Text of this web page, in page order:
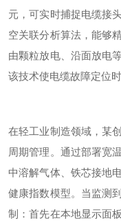
元，可实时捕捉电缆接
空关联分析算法，能够
由颗粒放电、沿面放电
该技术使电缆故障定位
在轻工业制造领域，某
周期管理。通过部署宽
中溶解气体、铁芯接地
健康指数模型。当监测
制：首先在本地显示面